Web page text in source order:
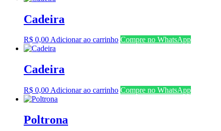
Cadeira
R$ 0,00Adicionar ao carrinho Compre no WhatsApp
Cadeira
R$ 0,00 Adicionar ao carrinho Compre no WhatsApp
Poltrona